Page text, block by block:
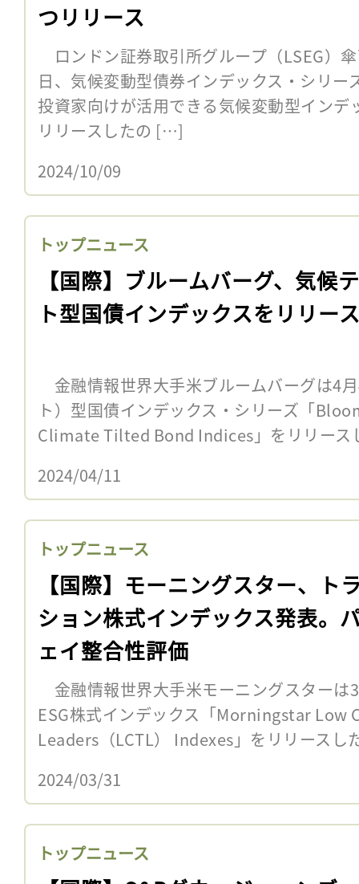
つリリース
ロンドン証券取引所グループ（LSEG）
日、気候変動型債券インデックス・シリー
投資家向けが活用できる気候変動型イン
リリースしたの […]
2024/10/09
トップニュース
【国際】ブルームバーグ、気候
ト型国債インデックスをリリー
金融情報世界大手米ブルームバーグは4
ト）型国債インデックス・シリーズ「
Climate Tilted Bond Indices」をリリー
2024/04/11
トップニュース
【国際】モーニングスター、ト
ション株式インデックス発表。
ェイ整合性評価
金融情報世界大手米モーニングスターは
ESG株式インデックス「Morningstar
Leaders（LCTL） Indexes」をリリース
2024/03/31
トップニュース